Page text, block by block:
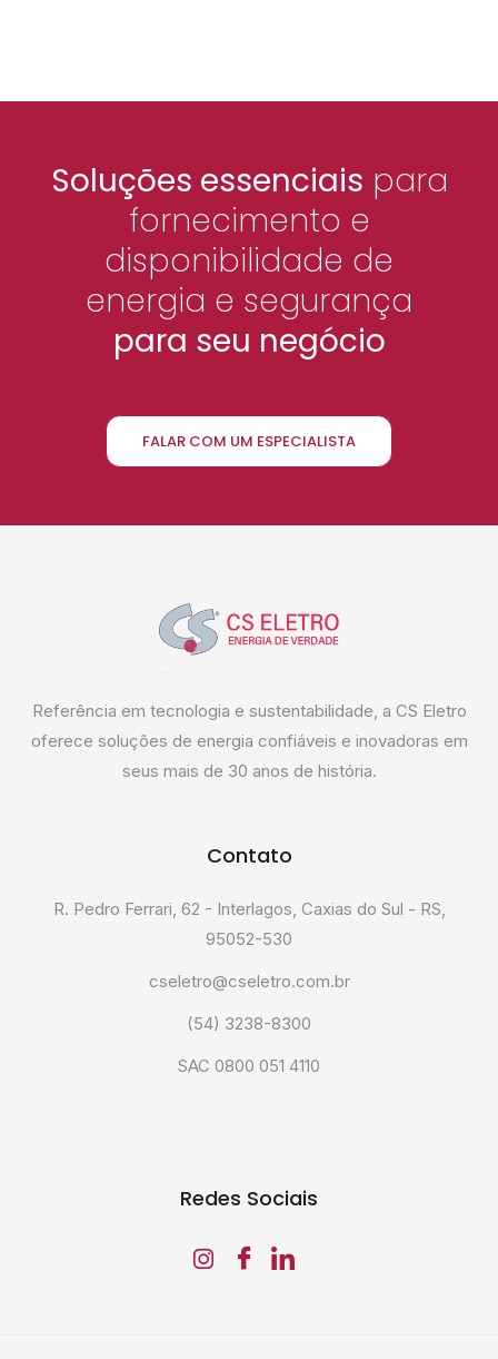
Soluções essenciais para
fornecimento e
disponibilidade de
energia e segurança
para seu negócio
FALAR COM UM ESPECIALISTA
Referência em tecnologia e sustentabilidade, a CS Eletro
oferece soluções de energia confiáveis e inovadoras em
seus mais de 30 anos de história.
Contato
R. Pedro Ferrari, 62 - Interlagos, Caxias do Sul - RS,
95052-530
cseletro@cseletro.com.br
(54) 3238-8300
SAC 0800 051 4110
Redes Sociais